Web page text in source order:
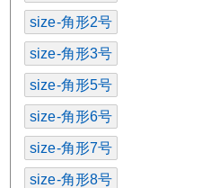
size-角形2号
size-角形3号
size-角形5号
size-角形6号
size-角形7号
size-角形8号